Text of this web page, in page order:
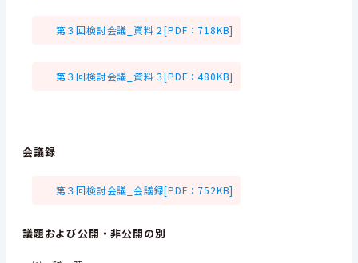
第３回検討会議_資料２[PDF：718KB]
第３回検討会議_資料３[PDF：480KB]
会議録
第３回検討会議_会議録[PDF：752KB]
議題および公開・非公開の別